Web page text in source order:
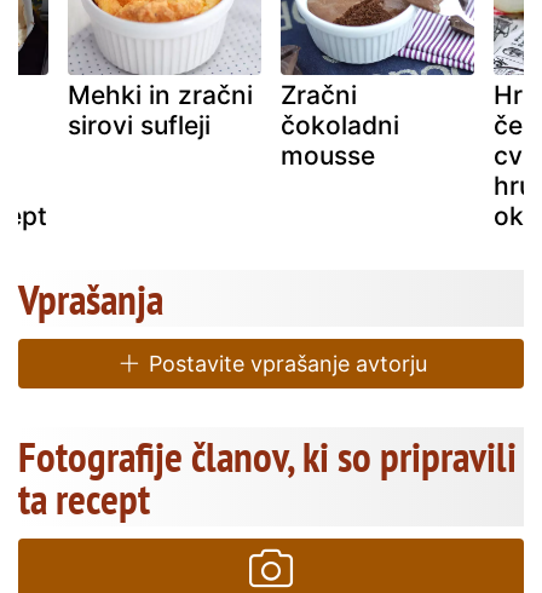
Mehki in zračni
sirovi sufleji
Zračni
čokoladni
mousse
Vprašanja
Postavite vprašanje avtorju
Fotografije članov, ki so pripravili
ta recept